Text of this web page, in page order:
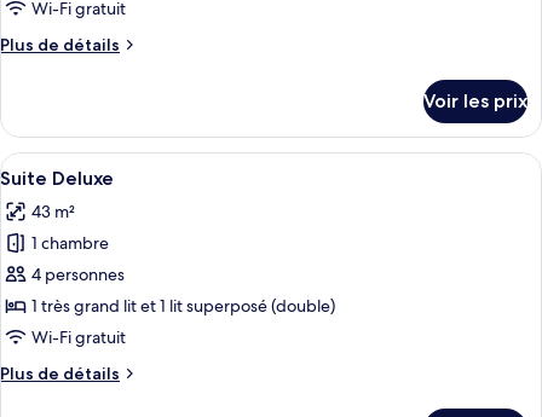
chambre :
Wi-Fi gratuit
Plus de détails
Plus
le
type
de
Chambre
Deluxe
Voir les prix
Afficher
toutes
les
photos
pour
ce
type
chambre :
Une chambre moderne avec un
5
Suite Deluxe
43 m²
1 chambre
4 personnes
1 très grand lit et 1 lit superposé (double)
Wi-Fi gratuit
Plus de détails
Plus